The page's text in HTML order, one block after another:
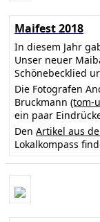
Maifest 2018
In diesem Jahr
Unser neuer
Schönebecklied
Die Fotografen
Bruckmann (tom-
ein paar
Den Artikel aus
Lokalkompass